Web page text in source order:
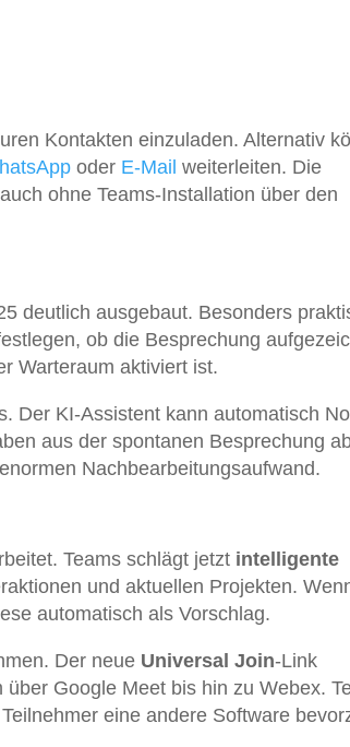
Kontakten einzuladen. Alternativ
oder E-Mail weiterleiten. Die
ohne Teams-Installation über den
deutlich ausgebaut. Besonders
ob die Besprechung
Warteraum aktiviert ist.
Der KI-Assistent kann automatisch
aus der spontanen Besprechung
Nachbearbeitungsaufwand.
Teams schlägt jetzt intelligente
und aktuellen Projekten.
automatisch als Vorschlag.
Der neue Universal Join-Link
Google Meet bis hin zu Webex.
eine andere Software